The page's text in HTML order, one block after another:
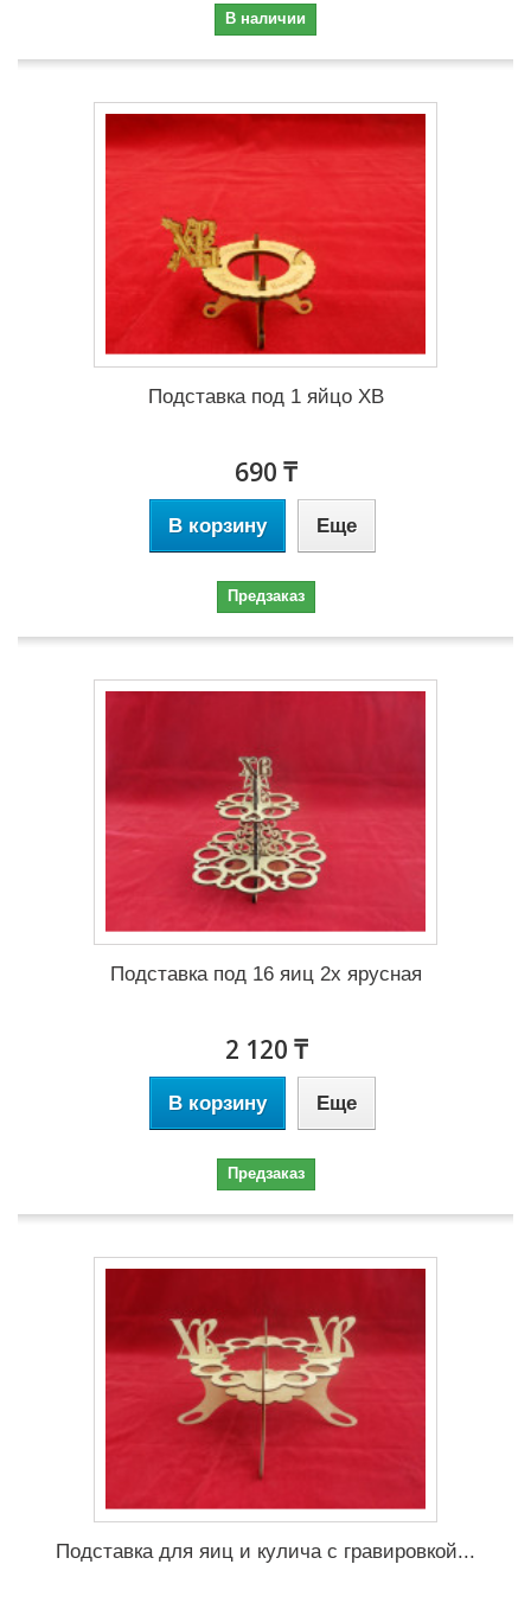
В наличии
Подставка под 1 яйцо ХВ
690 ₸
В корзину Еще
Предзаказ
Подставка под 16 яиц 2х ярусная
2 120 ₸
В корзину Еще
Предзаказ
Подставка для яиц и кулича с гравировкой...